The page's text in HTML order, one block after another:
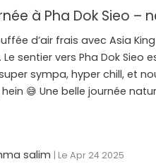
à Pha Dok Sieo –
d’air frais avec Asia
sentier vers Pha Dok Sieo
sympa, hyper chill, et
😅 Une belle journée
salim | Le Apr 24 2025